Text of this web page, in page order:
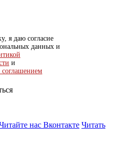
я даю согласие
данных и
и
соглашением
нас Вконтакте Читать